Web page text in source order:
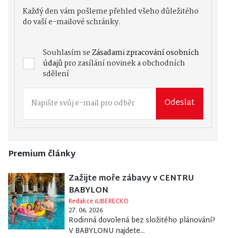
Každý den vám pošleme přehled všeho důležitého
do vaší e-mailové schránky.
Souhlasím seZásadami zpracování osobních
údajůpro zasílání novinek a obchodních
sdělení
Odeslat
Premium články
Zažijte moře zábavy v CENTRU
BABYLON
Redakce iLIBERECKO
27. 06. 2026
Rodinná dovolená bez složitého plánování?
V BABYLONU najdete...